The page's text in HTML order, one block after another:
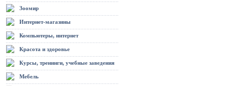
Зоомир
Интернет-магазины
Компьютеры, интернет
Красота и здоровье
Курсы, тренинги, учебные заведения
Мебель